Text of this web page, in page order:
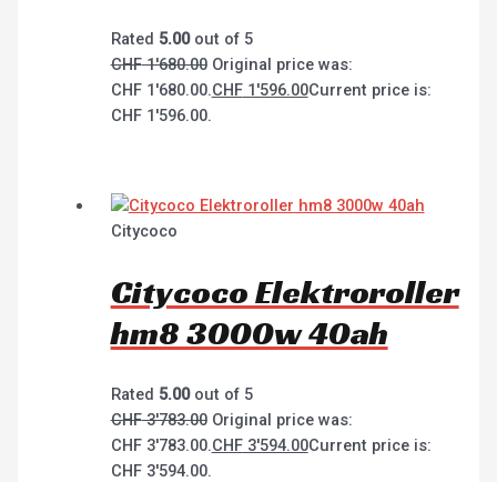
Rated 5.00out of 5
CHF1'680.00 Original price was:
CHF 1'680.00.CHF1'596.00Current price is:
CHF 1'596.00.
Citycoco
Citycoco Elektroroller
hm8 3000w 40ah
Rated 5.00out of 5
CHF3'783.00 Original price was:
CHF 3'783.00.CHF3'594.00Current price is:
CHF 3'594.00.